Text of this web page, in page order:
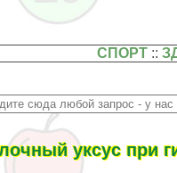
СПОРТ ::
уксус при